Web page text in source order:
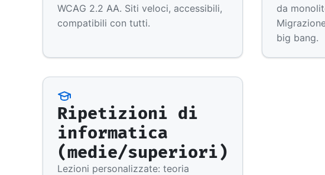
WCAG 2.2 AA. Siti veloci, accessibili,
compatibili con tutti.
da
big bang.
Ripetizioni di
informatica
(medie/superiori)
Lezioni personalizzate: teoria